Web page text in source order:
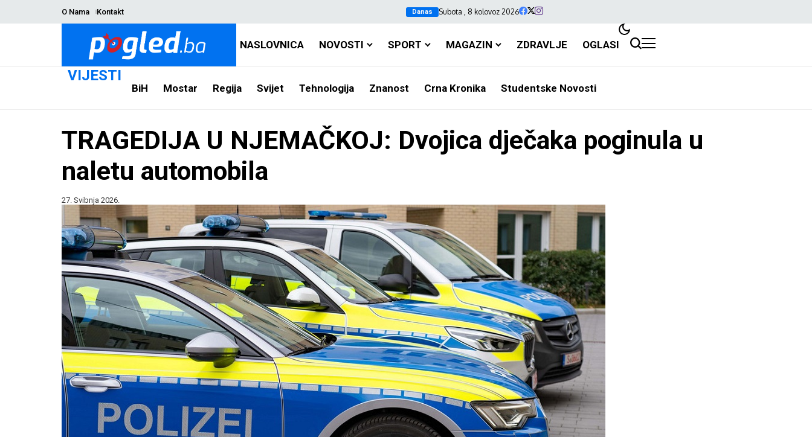
O Nama Kontakt Danas Subota , 8 kolovoz 2026
NASLOVNICA NOVOSTI SPORT MAGAZIN ZDRAVLJE OGLASI
VIJESTI
BiH Mostar Regija Svijet Tehnologija Znanost Crna Kronika Studentske Novosti
TRAGEDIJA U NJEMAČKOJ: Dvojica dječaka poginula u
naletu automobila
27. Svibnja 2026.